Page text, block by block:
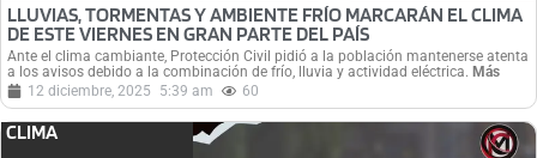
LLUVIAS, TORMENTAS Y AMBIENTE FRÍO MARCARÁN EL CLIMA
DE ESTE VIERNES EN GRAN PARTE DEL PAÍS
Ante el clima cambiante, Protección Civil pidió a la población mantenerse atenta
a los avisos debido a la combinación de frío, lluvia y actividad eléctrica. Más
12 diciembre, 2025
5:39 am 60
CLIMA